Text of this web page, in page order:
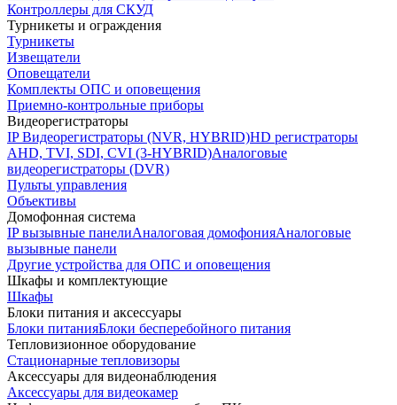
Контроллеры для СКУД
Турникеты и ограждения
Турникеты
Извещатели
Оповещатели
Комплекты ОПС и оповещения
Приемно-контрольные приборы
Видеорегистраторы
IP Видеорегистраторы (NVR, HYBRID)HD регистраторы
AHD, TVI, SDI, CVI (3-HYBRID)Аналоговые
видеорегистраторы (DVR)
Пульты управления
Объективы
Домофонная система
IP вызывные панелиАналоговая домофонияАналоговые
вызывные панели
Другие устройства для ОПС и оповещения
Шкафы и комплектующие
Шкафы
Блоки питания и аксессуары
Блоки питанияБлоки бесперебойного питания
Тепловизионное оборудование
Стационарные тепловизоры
Аксессуары для видеонаблюдения
Аксессуары для видеокамер